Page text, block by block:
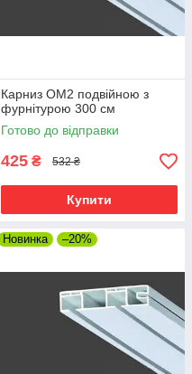
Карниз ОМ2 подвійною з
фурнітурою 300 см
Готово до відправки
425 ₴ 532 ₴
Купити
Новинка –20%